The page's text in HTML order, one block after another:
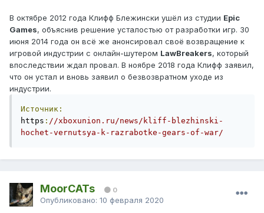
В октябре 2012 года Клифф Блежински ушёл из студии Epic
Games, объяснив решение усталостью от разработки игр. 30
июня 2014 года он всё же анонсировал своё возвращение к
игровой индустрии с онлайн-шутером LawBreakers, который
впоследствии ждал провал. В ноябре 2018 года Клифф заявил,
что он устал и вновь заявил о безвозвратном уходе из
индустрии.
Источник:
https : //xboxunion.ru/news/kliff-blezhinski-
hochet-vernutsya-k-razrabotke-gears-of-war/
MoorCATs 0
Опубликовано: 10 февраля 2020